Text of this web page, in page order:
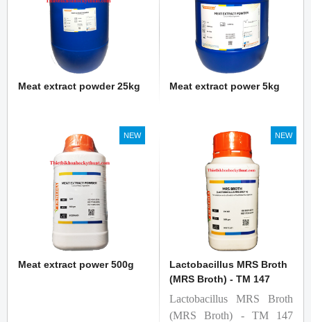
Meat extract powder 25kg Meat extract power 5kg
NEW
Meat extract power 500g
NEW
Lactobacillus MRS Broth
(MRS Broth) - TM 147
Lactobacillus MRS Broth
(MRS Broth) - TM 147